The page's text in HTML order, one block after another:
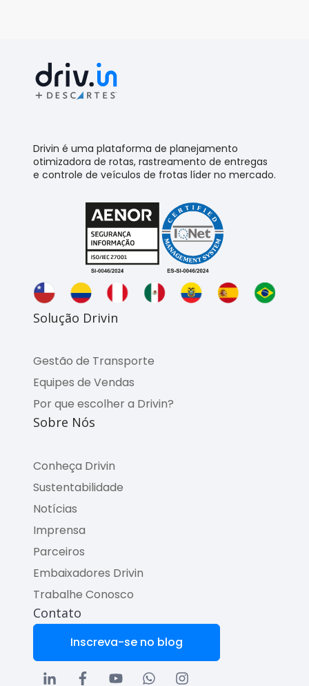
Drivin é uma plataforma de planejamento
otimizadora de rotas, rastreamento de entregas
e controle de veículos de frotas líder no mercado.
Solução Drivin
Gestão de Transporte
Equipes de Vendas
Por que escolher a Drivin?
Sobre Nós
Conheça Drivin
Sustentabilidade
Notícias
Imprensa
Parceiros
Embaixadores Drivin
Trabalhe Conosco
Contato
Inscreva-se no blog